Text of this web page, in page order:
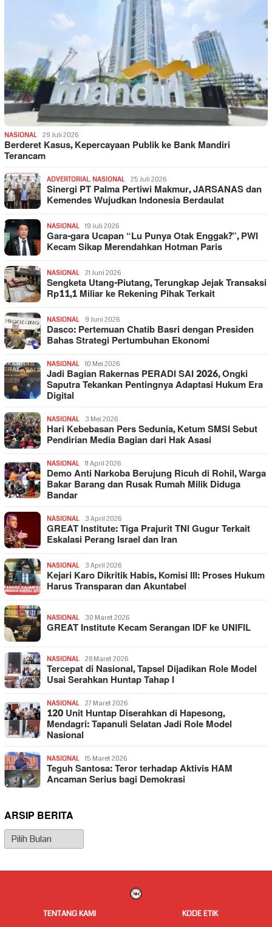
NASIONAL 29 Juli 2026
Berderet Kasus, Kepercayaan Publik ke Bank Mandiri
Terancam
ADVERTORIAL, NASIONAL 25 Juli 2026
Sinergi PT Palma Pertiwi Makmur, JARSANAS dan
Kemendes Wujudkan Indonesia Berdaulat
NASIONAL 19 Juli 2026
Gara-gara Ucapan “Lu Punya Otak Enggak?”, PWI
Kecam Sikap Merendahkan Hotman Paris
NASIONAL 21 Juni 2026
Sengketa Utang-Piutang, Terungkap Jejak Transaksi
Rp11,1 Miliar ke Rekening Pihak Terkait
NASIONAL 9 Juni 2026
Dasco: Pertemuan Chatib Basri dengan Presiden
Bahas Strategi Pertumbuhan Ekonomi
NASIONAL 10 Mei 2026
Jadi Bagian Rakernas PERADI SAI 2026, Ongki
Saputra Tekankan Pentingnya Adaptasi Hukum Era
Digital
NASIONAL 3 Mei 2026
Hari Kebebasan Pers Sedunia, Ketum SMSI Sebut
Pendirian Media Bagian dari Hak Asasi
NASIONAL 11 April 2026
Demo Anti Narkoba Berujung Ricuh di Rohil, Warga
Bakar Barang dan Rusak Rumah Milik Diduga
Bandar
NASIONAL 3 April 2026
GREAT Institute: Tiga Prajurit TNI Gugur Terkait
Eskalasi Perang Israel dan Iran
NASIONAL 3 April 2026
Kejari Karo Dikritik Habis, Komisi III: Proses Hukum
Harus Transparan dan Akuntabel
NASIONAL 30 Maret 2026
GREAT Institute Kecam Serangan IDF ke UNIFIL
NASIONAL 28 Maret 2026
Tercepat di Nasional, Tapsel Dijadikan Role Model
Usai Serahkan Huntap Tahap I
NASIONAL 27 Maret 2026
120 Unit Huntap Diserahkan di Hapesong,
Mendagri: Tapanuli Selatan Jadi Role Model
Nasional
NASIONAL 15 Maret 2026
Teguh Santosa: Teror terhadap Aktivis HAM
Ancaman Serius bagi Demokrasi
ARSIP BERITA
Arsip
Berita
TENTANG KAMI
KODE ETIK